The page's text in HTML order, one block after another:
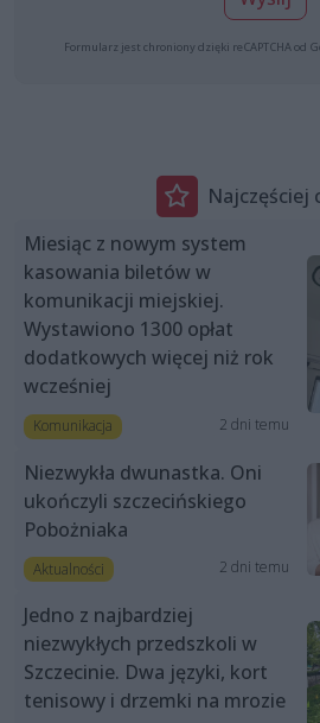
Formularz jest chroniony dzięki reCAPTCHA od
Najczęściej
Miesiąc z nowym system
kasowania biletów w
komunikacji miejskiej.
Wystawiono 1300 opłat
dodatkowych więcej niż rok
wcześniej
Komunikacja 2 dni temu
Niezwykła dwunastka. Oni
ukończyli szczecińskiego
Pobożniaka
Aktualności 2 dni temu
Jedno z najbardziej
niezwykłych przedszkoli w
Szczecinie. Dwa języki, kort
tenisowy i drzemki na mrozie